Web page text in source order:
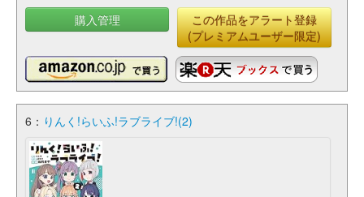
購入管理
この作品をアラート登録
(プレミアムユーザー限定)
6： りんく!らいふ!ラブライブ!(2)